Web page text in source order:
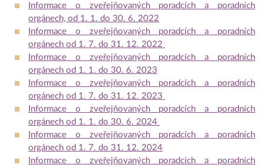
Informace o zveřejňovaných poradcích a poradních
orgánech, od 1. 1. do 30. 6. 2022
Informace o zveřejňovaných poradcích a poradních
orgánech od 1. 7. do 31. 12. 2022
Informace o zveřejňovaných poradcích a poradních
orgánech od 1. 1. do 30. 6. 2023
Informace o zveřejňovaných poradcích a poradních
orgánech od 1. 7. do 31. 12. 2023
Informace o zveřejňovaných poradcích a poradních
orgánech od 1. 1. do 30. 6. 2024
Informace o zveřejňovaných poradcích a poradních
orgánech od 1. 7. do 31. 12. 2024
Informace o zveřejňovaných poradcích a poradních